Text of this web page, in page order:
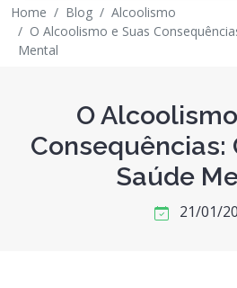
Home Blog
Alcoolismo
O Alcoolismo e Suas
Mental
O
Consequências:
Saúde
21/01/